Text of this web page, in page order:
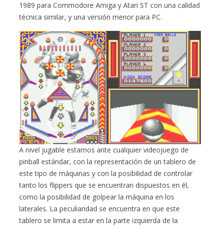
1989 para Commodore Amiga y Atari ST con una calidad
técnica similar, y una versión menor para PC.
A nivel jugable estamos ante cualquier videojuego de
pinball estándar, con la representación de un tablero de
este tipo de máquinas y con la posibilidad de controlar
tanto los flippers que se encuentran dispuestos en él,
como la posibilidad de golpear la máquina en los
laterales. La peculiaridad se encuentra en que este
tablero se limita a estar en la parte izquierda de la